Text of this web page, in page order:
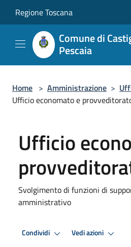
Regione Toscana
Comune di
Pescaia
Home > Amministrazione >
Ufficio economato e
Ufficio
Svolgimento di funzioni di
amministrativo
Condividi Vedi azioni